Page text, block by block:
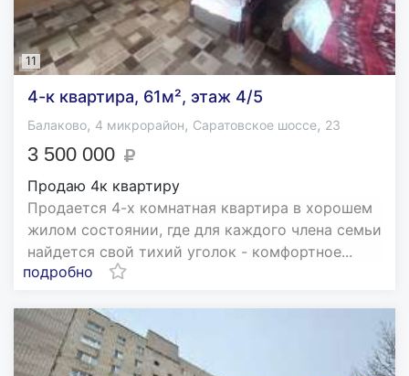
11
4-к квартира, 61м², этаж 4/5
Балаково, 4 микрорайон, Саратовское шоссе, 23
3 500 000
Продаю 4к квартиру
Продается 4-х комнатная квартира в хорошем
жилом состоянии, где для каждого члена семьи
найдется свой тихий уголок - комфортное...
подробно